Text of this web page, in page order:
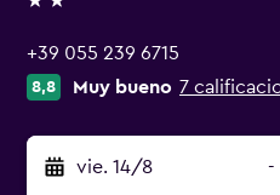
2 estrellas
+39 055 239 6715
8,8 Muy bueno 7
vie. 14/8 -